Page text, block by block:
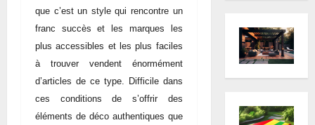
que c’est un style qui rencontre un
franc succès et les marques les
plus accessibles et les plus faciles
à trouver vendent énormément
d’articles de ce type. Difficile dans
ces conditions de s’offrir des
éléments de déco authentiques que